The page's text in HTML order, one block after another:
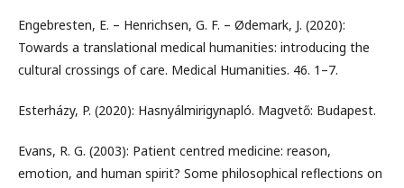
Engebresten, E. – Henrichsen, G. F. – Ødemark, J. (2020):
Towards a translational medical humanities: introducing the
cultural crossings of care. Medical Humanities. 46. 1–7.
Esterházy, P. (2020): Hasnyálmirigynapló. Magvető: Budapest.
Evans, R. G. (2003): Patient centred medicine: reason,
emotion, and human spirit? Some philosophical reflections on